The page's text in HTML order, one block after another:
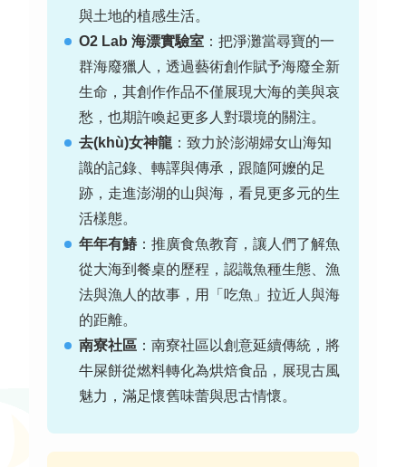
與土地的植感生活。
O2 Lab 海漂實驗室 ： 把淨灘當尋寶的一
群海廢獵人，透過藝術創作賦予海廢全新
生命，其創作作品不僅展現大海的美與哀
愁，也期許喚起更多人對環境的關注。
去(khù)女神龍 ： 致力於澎湖婦女山海知
識的記錄、轉譯與傳承，跟隨阿嬤的足
跡，走進澎湖的山與海，看見更多元的生
活樣態。
年年有鰆： 推廣食魚教育，讓人們了解魚
從大海到餐桌的歷程，認識魚種生態、漁
法與漁人的故事，用「吃魚」拉近人與海
的距離。
南寮社區 ： 南寮社區以創意延續傳統，將
牛屎餅從燃料轉化為烘焙食品，展現古風
魅力，滿足懷舊味蕾與思古情懷。